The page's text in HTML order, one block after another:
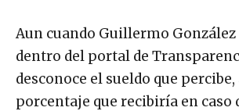
Aun cuando Guillermo
dentro del portal de
desconoce el sueldo que
porcentaje que recibiría en caso